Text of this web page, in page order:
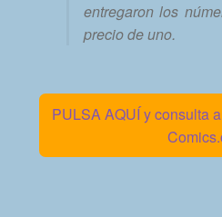
entregaron los
precio de uno.
PULSA AQUÍ y consulta